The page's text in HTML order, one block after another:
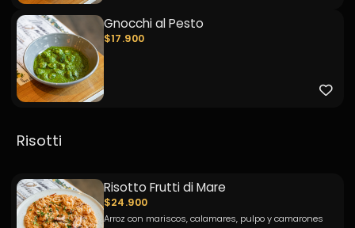
Gnocchi al Pesto
$17.900
Risotti
Risotto Frutti di Mare
$24.900
Arroz con mariscos, calamares, pulpo y camarones